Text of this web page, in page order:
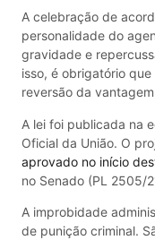
A celebração de
personalidade do
gravidade e
isso, é obrigatório
reversão da
A lei foi publicada na
Oficial da União. O
aprovado no início
no Senado (PL 2505/
A improbidade
de punição criminal.